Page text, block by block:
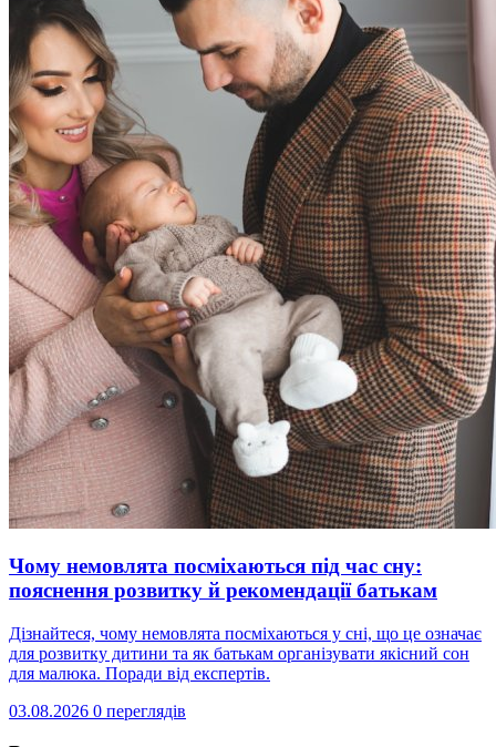
Чому немовлята посміхаються під час сну:
пояснення розвитку й рекомендації батькам
Дізнайтеся, чому немовлята посміхаються у сні, що це означає
для розвитку дитини та як батькам організувати якісний сон
для малюка. Поради від експертів.
03.08.2026 0 переглядів